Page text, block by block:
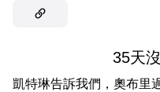
35天
凱特琳告訴我們，奧布里